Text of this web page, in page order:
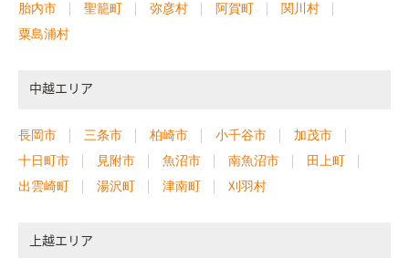
胎内市
聖籠町 弥彦村 阿賀町
関川村
粟島浦村
中越エリア
長岡市 三条市 柏崎市 小千谷市
加茂市
十日町市
見附市 魚沼市 南魚沼市
田上町
出雲崎町
湯沢町 津南町 刈羽村
上越エリア